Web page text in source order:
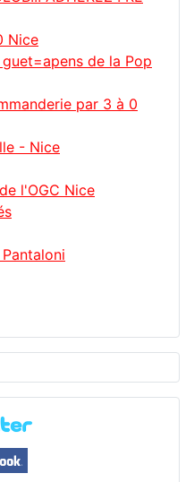
Nice
de la Pop
par 3 à 0
- Nice
l'OGC Nice